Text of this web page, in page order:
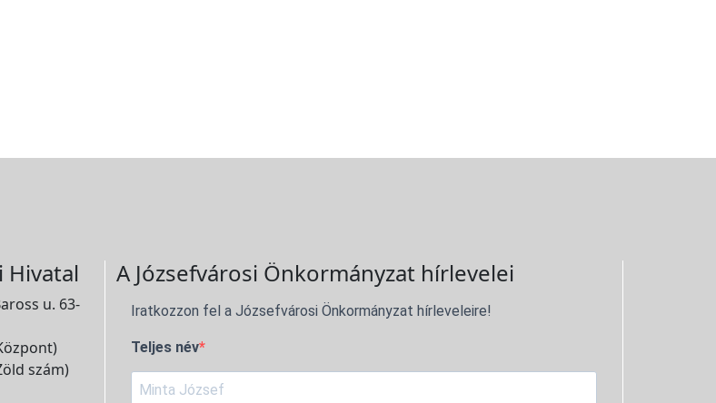
Hivatal
u. 63-
szám)
A Józsefvárosi Önkormányzat hírlevelei
Iratkozzon fel a Józsefvárosi Önkormányzat hírleveleire!
Teljes név